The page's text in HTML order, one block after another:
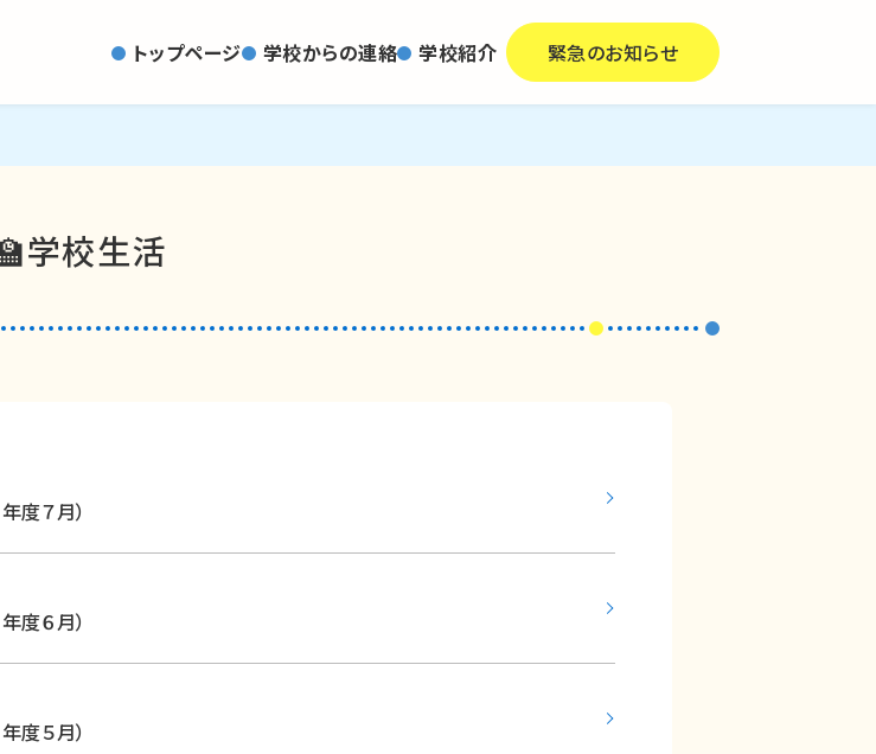
トップページ 学校からの連絡 学校紹介 緊急のお知らせ
学校生活
度７月）
度６月）
度５月）